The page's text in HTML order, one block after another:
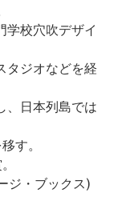
学校穴吹デザイ
タジオなどを経
、日本列島では
す。
ジ・ブックス)